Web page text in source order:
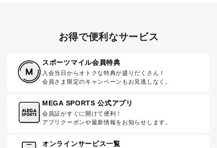
お得で便利なサービス
スポーツマイル会員特典
入会当日からオトクな特典が盛りだくさん！
会員さま限定のキャンペーンもお見逃しなく。
MEGA SPORTS 公式アプリ
会員証がすぐに開けて便利！
アプリクーポンや最新情報をお知らせします。
オンラインサービス一覧